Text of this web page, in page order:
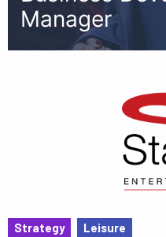
Manager
Strategy Leisure